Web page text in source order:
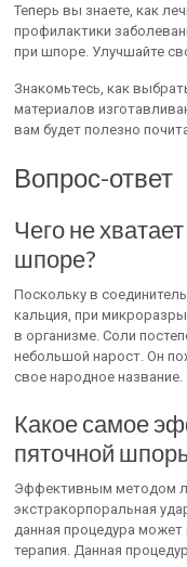
Теперь вы знаете, как
профилактики
при шпоре. Улучшайте
Знакомьтесь, как
материалов
вам будет полезно
Вопрос-ответ
Чего не
шпоре?
Поскольку в
кальция, при
в организме. Соли
небольшой нарост. Он
свое народное название.
Какое самое
пяточной
Эффективным методом
экстракорпоральная
данная процедура
терапия. Данная